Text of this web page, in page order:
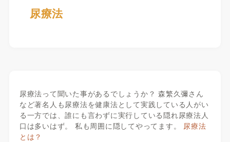
尿療法
尿療法って聞いた事があるでしょうか？ 森繁久彌さん
など著名人も尿療法を健康法として実践している人がい
る一方では、誰にも言わずに実行している隠れ尿療法人
口は多いはず。 私も周囲に隠してやってます。 尿療法
とは？